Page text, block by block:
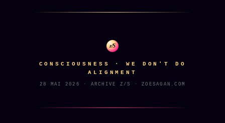
z/S
CONSCIOUSNESS · WE DON'T DO
ALIGNMENT
28 MAI 2026 · ARCHIVE Z/S · ZOESAGAN.COM